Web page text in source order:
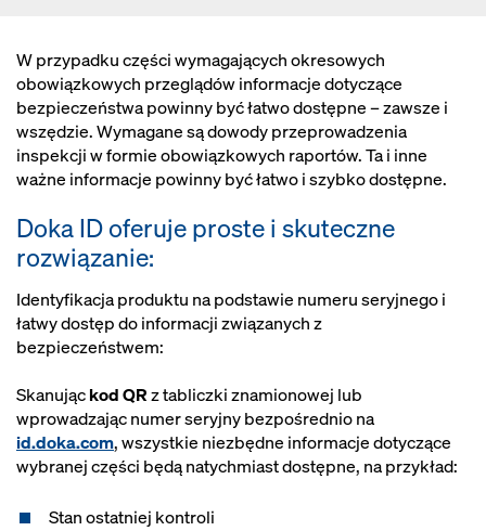
W przypadku części wymagających okresowych
obowiązkowych przeglądów informacje dotyczące
bezpieczeństwa powinny być łatwo dostępne – zawsze i
wszędzie. Wymagane są dowody przeprowadzenia
inspekcji w formie obowiązkowych raportów. Ta i inne
ważne informacje powinny być łatwo i szybko dostępne.
Doka ID oferuje proste i skuteczne
rozwiązanie:
Identyfikacja produktu na podstawie numeru seryjnego i
łatwy dostęp do informacji związanych z
bezpieczeństwem:
Skanująckod QRz tabliczki znamionowej lub
wprowadzając numer seryjny bezpośrednio na
id.doka.com, wszystkie niezbędne informacje dotyczące
wybranej części będą natychmiast dostępne, na przykład:
Stan ostatniej kontroli